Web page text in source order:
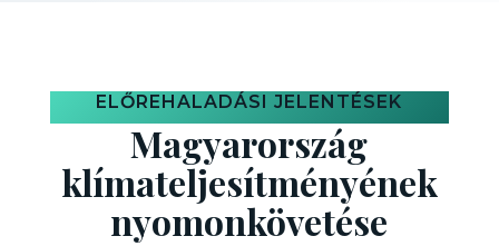
ELŐREHALADÁSI JELENTÉSEK
Magyarország
klímateljesítményének
nyomonkövetése